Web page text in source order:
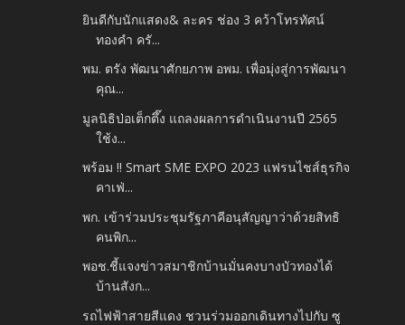
ยินดีกับนักแสดง& ละคร ช่อง 3 คว้าโทรทัศน์
ทองคำ ครั...
พม. ตรัง พัฒนาศักยภาพ อพม. เพื่อมุ่งสู่การพัฒนา
คุณ...
มูลนิธิป่อเต็กตึ๊ง แถลงผลการดำเนินงานปี 2565
ใช้ง...
พร้อม !! Smart SME EXPO 2023 แฟรนไชส์ธุรกิจ
คาเฟ่...
พก. เข้าร่วมประชุมรัฐภาคีอนุสัญญาว่าด้วยสิทธิ
คนพิก...
พอช.ชี้แจงข่าวสมาชิกบ้านมั่นคงบางบัวทองได้
บ้านสังก...
รถไฟฟ้าสายสีแดง ชวนร่วมออกเดินทางไปกับ ซู